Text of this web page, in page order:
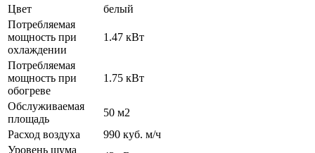
Цвет
белый
Потребляемая
мощность при
охлаждении
1.47 кВт
Потребляемая
мощность при
обогреве
1.75 кВт
Обслуживаемая
площадь
50 м2
Расход воздуха
990 куб. м/ч
Уровень шума